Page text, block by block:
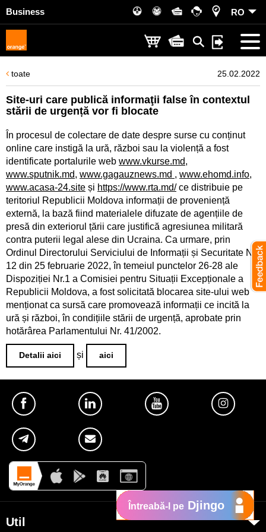
Business RO
toate 25.02.2022
Site-uri care publică informaţii false în contextul
stării de urgență vor fi blocate
În procesul de colectare de date despre surse cu conținut
online care instigă la ură, război sau la violență a fost
identificate portalurile web www.vkurse.md,
www.sputnik.md, www.gagauznews.md , www.ehomd.info,
www.acasa-24.site și https://www.rta.md/ce distribuie pe
teritoriul Republicii Moldova informații de proveniență
externă, la bază fiind materialele difuzate de agențiile de
presă din exteriorul țării care justifică agresiunea militară
contra puterii legal alese din Ucraina. Ca urmare, prin
Ordinul Directorului Serviciului de Informații și Securitate Nr.
12 din 25 februarie 2022, în temeiul punctelor 26-28 ale
Dispoziției Nr.1 a Comisiei pentru Situații Excepționale a
Republicii Moldova, a fost solicitată blocarea site-ului web
menționat ca sursă care promovează informații ce incită la
ură și război, în condițiile stării de urgență, aprobate prin
hotărârea Parlamentului Nr. 41/2002.
Detalii aici și aici
Util
Întreabă-l pe Djingo